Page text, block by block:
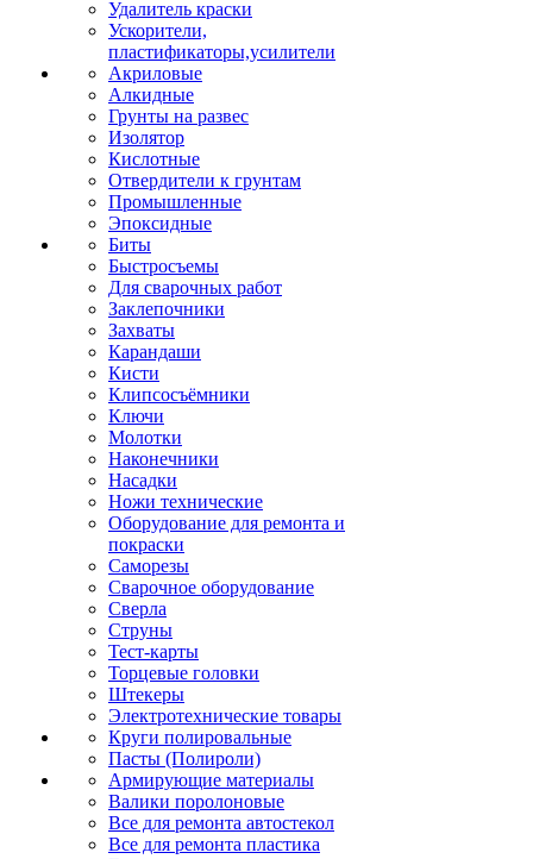
Удалитель краски
Ускорители,
пластификаторы,усилители
Акриловые
Алкидные
Грунты на развес
Изолятор
Кислотные
Отвердители к грунтам
Промышленные
Эпоксидные
Биты
Быстросъемы
Для сварочных работ
Заклепочники
Захваты
Карандаши
Кисти
Клипсосъёмники
Ключи
Молотки
Наконечники
Насадки
Ножи технические
Оборудование для ремонта и
покраски
Саморезы
Сварочное оборудование
Сверла
Струны
Тест-карты
Торцевые головки
Штекеры
Электротехнические товары
Круги полировальные
Пасты (Полироли)
Армирующие материалы
Валики поролоновые
Все для ремонта автостекол
Все для ремонта пластика